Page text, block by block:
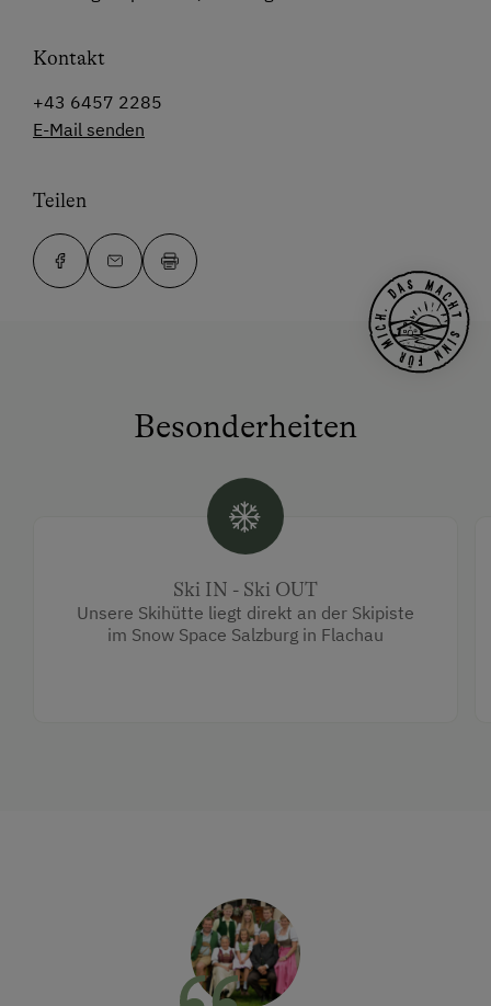
Kontakt
+43 6457 2285
E-Mail senden
Teilen
Besonderheiten
Ski IN - Ski OUT
Unsere Skihütte liegt direkt an der Skipiste
im Snow Space Salzburg in Flachau